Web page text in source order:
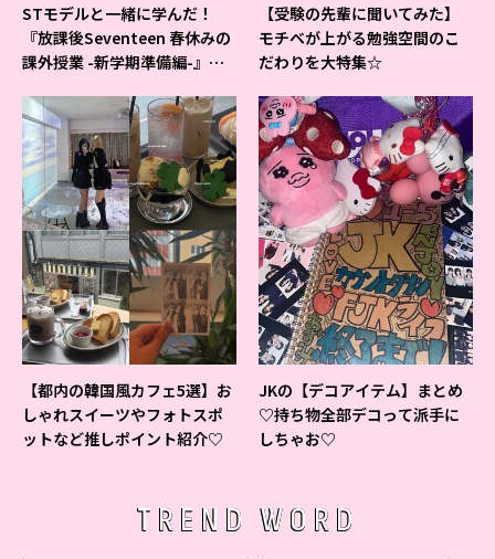
STモデルと一緒に学んだ！
『放課後Seventeen 春休みの
課外授業 -新学期準備編-』イ
【受験の先輩に聞いてみた】
モチベが上がる勉強空間のこ
だわりを大特集☆
【都内の韓国風カフェ5選】お
しゃれスイーツやフォトスポ
ットなど推しポイント紹介♡
JKの【デコアイテム】まとめ
♡持ち物全部デコって派手に
しちゃお♡
TREND WORD